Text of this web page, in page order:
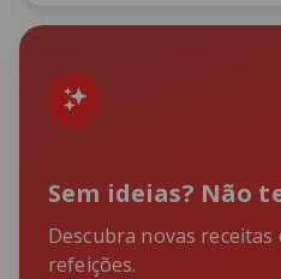
Sem ideias? Não
Descubra novas receitas
refeições.